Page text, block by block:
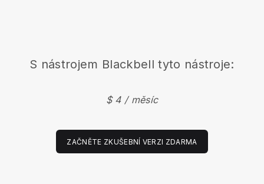
S nástrojem Blackbell tyto nástroje:
$ 4 / měsíc
ZAČNĚTE ZKUŠEBNÍ VERZI ZDARMA